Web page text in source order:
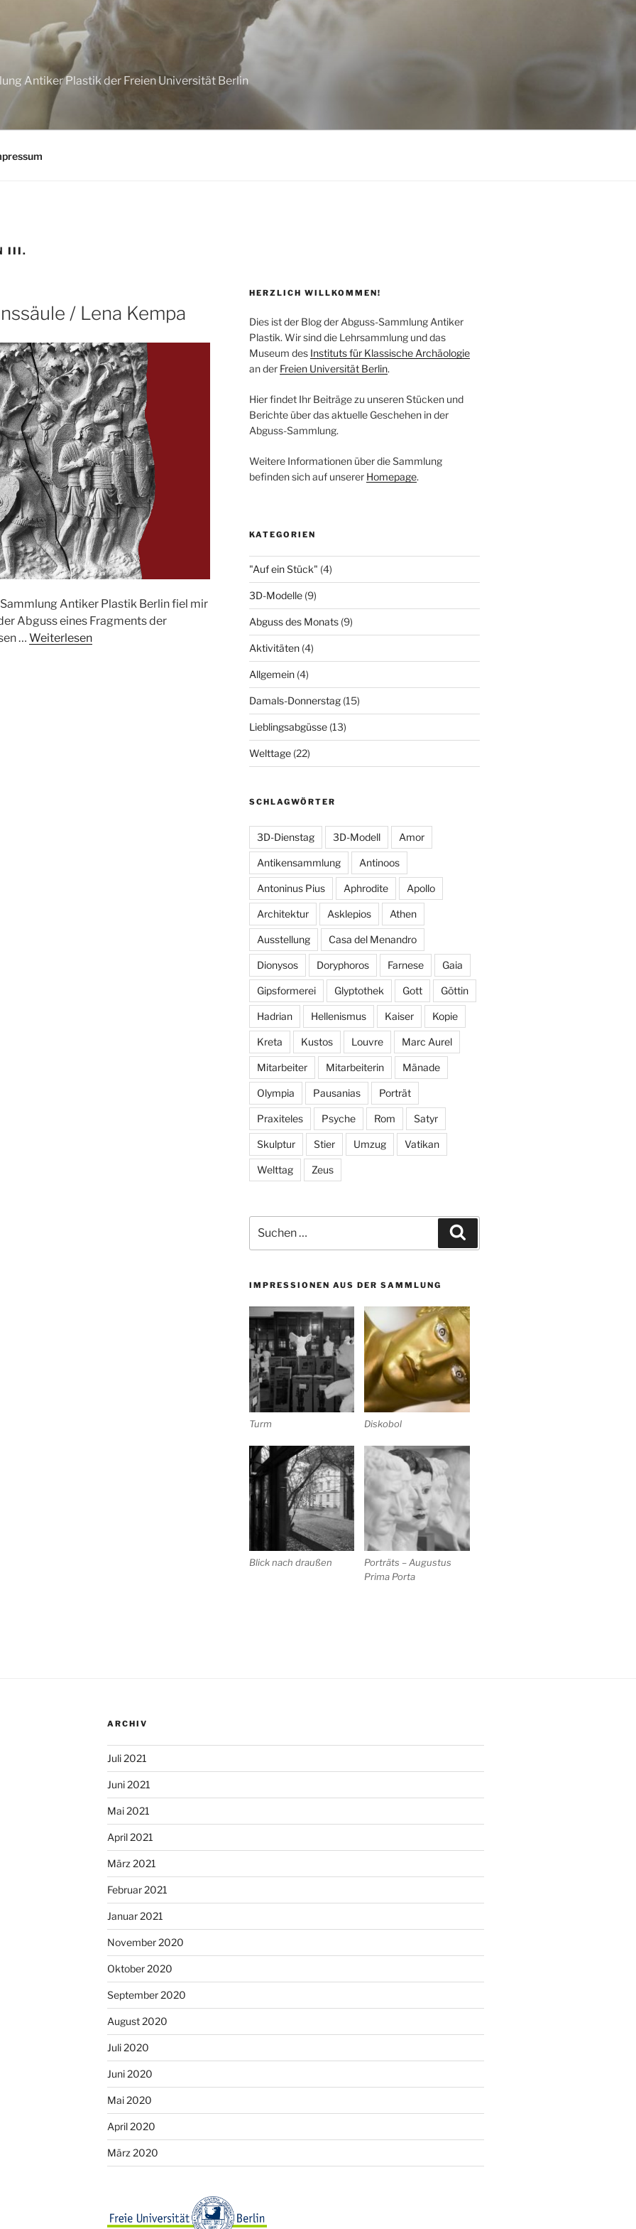
Antiker Plastik der Freien Universität Berlin
III.
/ Lena Kempa
Antiker Plastik Berlin fiel mir
Abguss eines Fragments der
… Weiterlesen
HERZLICH WILLKOMMEN!
Dies ist der Blog der Abguss-Sammlung Antiker
Plastik. Wir sind die Lehrsammlung und das
Museum des Instituts für Klassische Archäologie
an der Freien Universität Berlin.
Hier findet Ihr Beiträge zu unseren Stücken und
Berichte über das aktuelle Geschehen in der
Abguss-Sammlung.
Weitere Informationen über die Sammlung
befinden sich auf unserer Homepage.
KATEGORIEN
"Auf ein Stück" (4)
3D-Modelle(9)
Abguss des Monats(9)
Aktivitäten(4)
Allgemein(4)
Damals-Donnerstag(15)
Lieblingsabgüsse(13)
Welttage(22)
SCHLAGWÖRTER
3D-Dienstag 3D-Modell Amor
Antikensammlung Antinoos
Antoninus Pius Aphrodite Apollo
Architektur Asklepios Athen
Ausstellung Casa del Menandro
Dionysos Doryphoros Farnese Gaia
Gipsformerei Glyptothek Gott Göttin
Hadrian Hellenismus Kaiser Kopie
Kreta Kustos Louvre Marc Aurel
Mitarbeiter Mitarbeiterin Mänade
Olympia Pausanias Porträt
Praxiteles Psyche Rom Satyr
Skulptur Stier Umzug Vatikan
Welttag Zeus
nach:
IMPRESSIONEN AUS DER SAMMLUNG
Turm Diskobol
Blick nach draußen
Porträts – Augustus
Prima Porta
ARCHIV
Juli 2021
Juni 2021
Mai 2021
April 2021
März 2021
Februar 2021
Januar 2021
November 2020
Oktober 2020
September 2020
August 2020
Juli 2020
Juni 2020
Mai 2020
April 2020
März 2020